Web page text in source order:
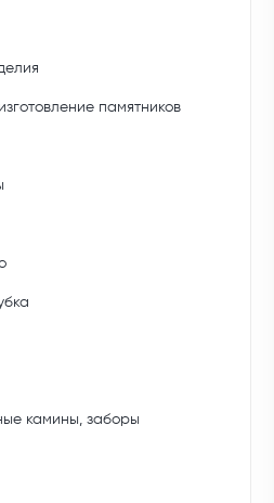
памятников
камины, заборы